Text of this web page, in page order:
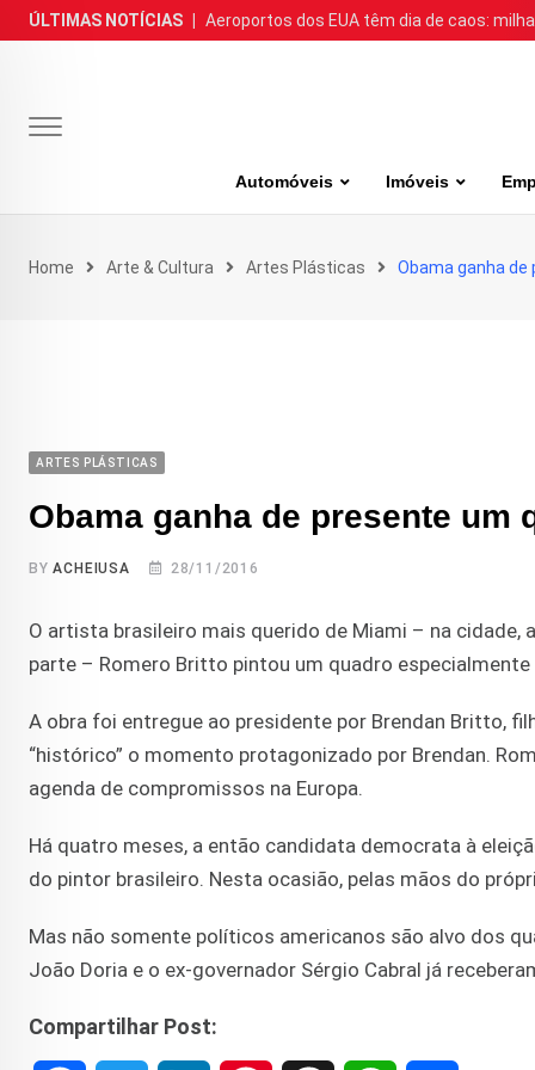
Skip
to
ÚLTIMAS NOTÍCIAS Aeroportos dos EUA têm dia de caos:
Automóveis Imóveis
Home Arte & Cultura Artes Plásticas Obama ganha
ARTES PLÁSTICAS
Obama ganha de presente um
BYACHEIUSA 28/11/2016
O artista brasileiro mais querido de Miami – na cidade,
parte – Romero Britto pintou um quadro especialmente
A obra foi entregue ao presidente por Brendan Britto,
“histórico” o momento protagonizado por Brendan.
agenda de compromissos na Europa.
Há quatro meses, a então candidata democrata à
do pintor brasileiro. Nesta ocasião, pelas mãos do
Mas não somente políticos americanos são alvo dos
João Doria e o ex-governador Sérgio Cabral já
Compartilhar Post: